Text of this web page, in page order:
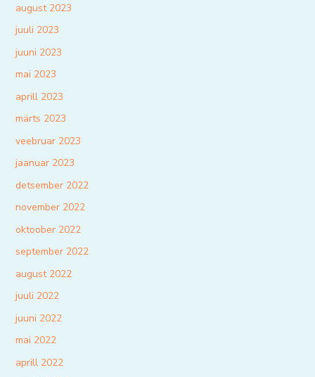
august 2023
juuli 2023
juuni 2023
mai 2023
aprill 2023
märts 2023
veebruar 2023
jaanuar 2023
detsember 2022
november 2022
oktoober 2022
september 2022
august 2022
juuli 2022
juuni 2022
mai 2022
aprill 2022